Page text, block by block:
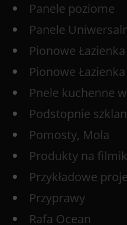
Panele poziome
Panele
Pionowe Łazienka
Pionowe Łazienka
Pnele kuchenne
Podstopnie
Pomosty, Mola
Produkty na
Przykładowe
Przyprawy
Rafa Ocean